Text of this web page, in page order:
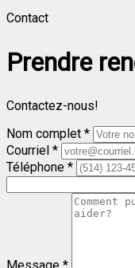
Contact
Prendre
Contactez-nous!
Nom complet *
Courriel *
Téléphone *